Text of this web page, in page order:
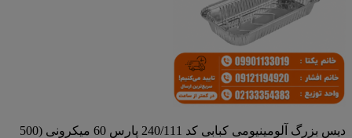
دیس بزرگ آلومینیومی کبابی کد 240/111 پارس 60 میکرونی (500